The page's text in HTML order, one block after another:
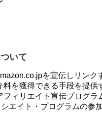
いて
を宣伝しリンク
料を獲得できる手段を提供
フィリエイト宣伝プログラ
エイト・プログラムの参加